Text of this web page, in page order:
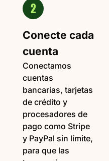
2
Conecte cada
cuenta
Conectamos
cuentas
bancarias, tarjetas
de crédito y
procesadores de
pago como Stripe
y PayPal sin límite,
para que las